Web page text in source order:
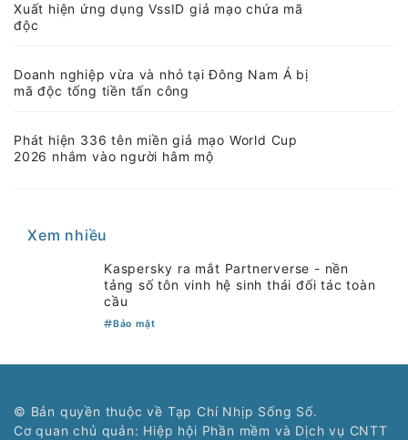
Xuất hiện ứng dụng VssID giả mạo chứa mã
độc
Doanh nghiệp vừa và nhỏ tại Đông Nam Á bị
mã độc tống tiền tấn công
Phát hiện 336 tên miền giả mạo World Cup
2026 nhắm vào người hâm mộ
Xem nhiều
Kaspersky ra mắt Partnerverse - nền
tảng số tôn vinh hệ sinh thái đối tác toàn
cầu
Bảo mật
© Bản quyền thuộc về Tạp Chí Nhịp Sống Số.
Cơ quan chủ quản: Hiệp hội Phần mềm và Dịch vụ CNTT